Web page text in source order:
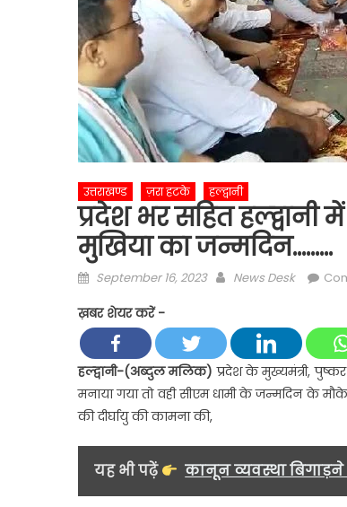
उत्तराखण्ड ज़रा हटके हल्द्वानी
प्रदेश भर सहित
मुखिया का जन्मदिन………
Posted
September 16, 2023 Author
News Desk
ख़बर शेयर करें -
हल्द्वानी-(अब्दुल मलिक) प्रदेश के मुख्यमंत्री,
मनाया गया तो वही सीएम धामी के जन्मदिन के
की दीर्घायु की कामना की,
यह भी पढ़ें कानून व्यवस्था